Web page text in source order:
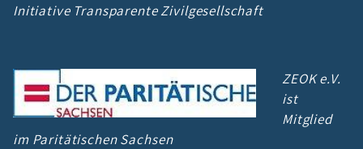
Initiative Transparente Zivilgesellschaft
ZEOK e.V.
ist
Mitglied
im Paritätischen Sachsen